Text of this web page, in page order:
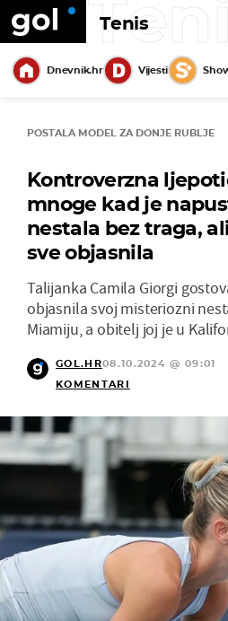
Tenis
Tenis
Dnevnik.hr Vijesti
POSTALA MODEL ZA DONJE RUBLJE
Kontroverzna
mnoge kad je
nestala bez traga,
sve objasnila
Talijanka Camila Giorgi
objasnila svoj misteriozni
Miamiju, a obitelj joj je u
GOL.HR08.10.2024 @ 09:01
KOMENTARI